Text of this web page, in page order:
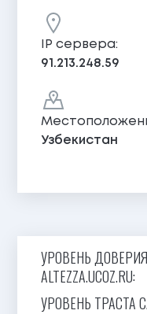
IP сервера:
91.213.248.59
Узбекистан
УРОВЕНЬ
ALTEZZA.UCOZ.RU:
УРОВЕНЬ ТРАСТА